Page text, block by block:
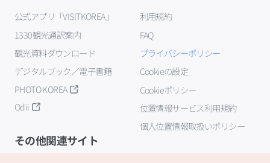
公式アプリ「VISITKOREA」
1330観光通訳案内
観光資料ダウンロード
デジタルブック／電子書籍
PHOTO KOREA
Odii
利用規約
FAQ
プライバシーポリシー
Cookieの設定
Cookieポリシー
位置情報サービス利用規約
個人位置情報取扱いポリシー
その他関連サイト